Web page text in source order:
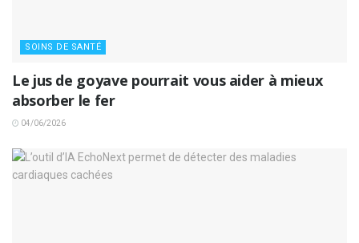
SOINS DE SANTÉ
Le jus de goyave pourrait vous aider à mieux
absorber le fer
04/06/2026